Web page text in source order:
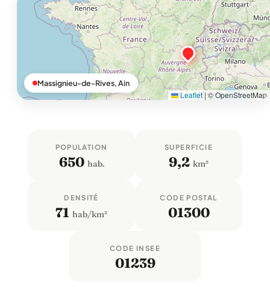
Leaflet |© OpenStreetMap
Massignieu-de-Rives, Ain
POPULATION
650 hab.
SUPERFICIE
9,2 km²
DENSITÉ
71 hab/km²
CODE POSTAL
01300
CODE INSEE
01239